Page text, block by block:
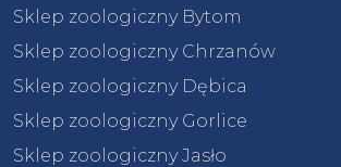
Sklep zoologiczny Bytom
Sklep zoologiczny Chrzanów
Sklep zoologiczny Dębica
Sklep zoologiczny Gorlice
Sklep zoologiczny Jasło